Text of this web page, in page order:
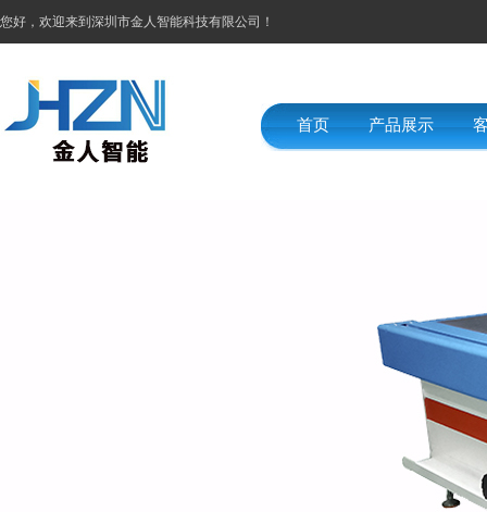
您好，欢迎来到深圳市金人智能科技有限公司！
首页 产品展示